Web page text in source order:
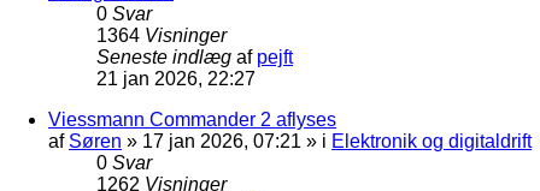
0 Svar
1364 Visninger
Seneste indlæg af pejft
21 jan 2026, 22:27
Viessmann Commander 2 aflyses
af Søren » 17 jan 2026, 07:21 » i Elektronik og digitaldrift
0 Svar
1262 Visninger